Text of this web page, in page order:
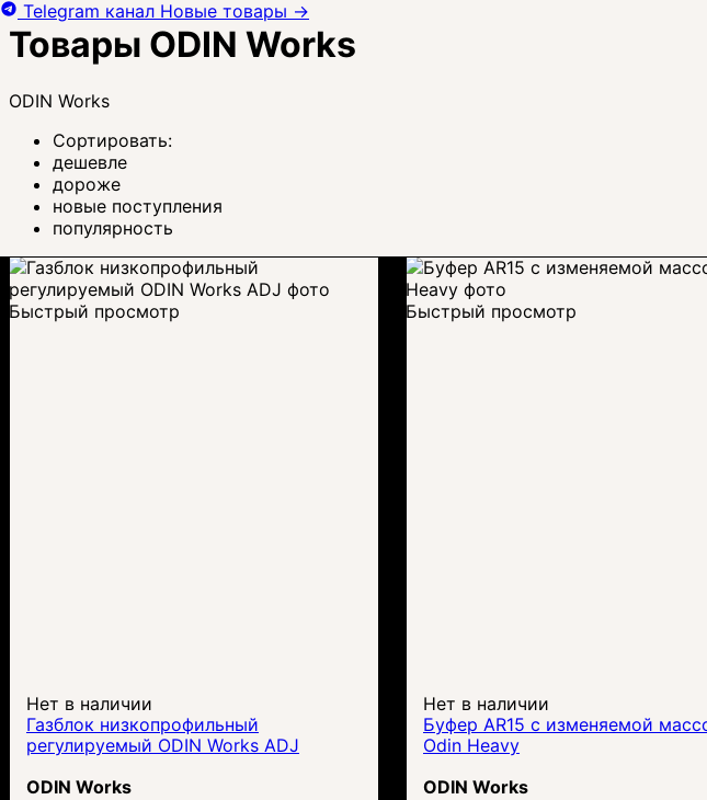
Товары ODIN Works
ODIN Works
Сортировать:
дешевле
дороже
новые поступления
популярность
Быстрый просмотр
Нет в наличии
Газблок низкопрофильный
регулируемый ODIN Works ADJ
ODIN Works
Быстрый просмотр
Нет в наличии
Буфер AR15 с изменяемой
Odin Heavy
ODIN Works
Telegram канал Новые товары →